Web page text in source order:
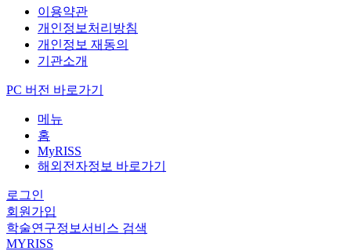
이용약관
개인정보처리방침
개인정보 재동의
기관소개
PC 버전 바로가기
메뉴
홈
MyRISS
해외전자정보 바로가기
로그인
회원가입
학술연구정보서비스 검색
MYRISS